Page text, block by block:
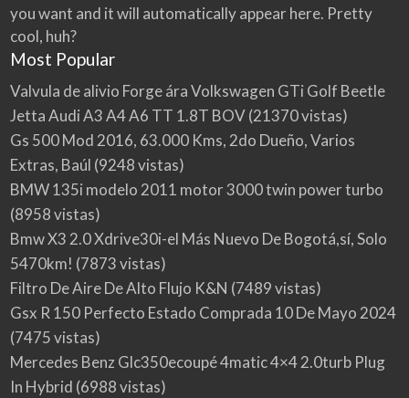
you want and it will automatically appear here. Pretty
cool, huh?
Most Popular
Valvula de alivio Forge ára Volkswagen GTi Golf Beetle
Jetta Audi A3 A4 A6 TT 1.8T BOV(21370 vistas)
Gs 500 Mod 2016, 63.000 Kms, 2do Dueño, Varios
Extras, Baúl (9248 vistas)
BMW 135i modelo 2011 motor 3000 twin power turbo
(8958 vistas)
Bmw X3 2.0 Xdrive30i-el Más Nuevo De Bogotá,sí, Solo
5470km! (7873 vistas)
Filtro De Aire De Alto Flujo K&N (7489 vistas)
Gsx R 150 Perfecto Estado Comprada 10 De Mayo 2024
(7475 vistas)
Mercedes Benz Glc350ecoupé 4matic 4×4 2.0turb Plug
In Hybrid (6988 vistas)